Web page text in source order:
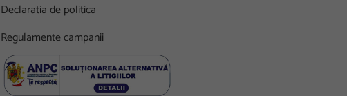
Declaratia de politica
Regulamente campanii